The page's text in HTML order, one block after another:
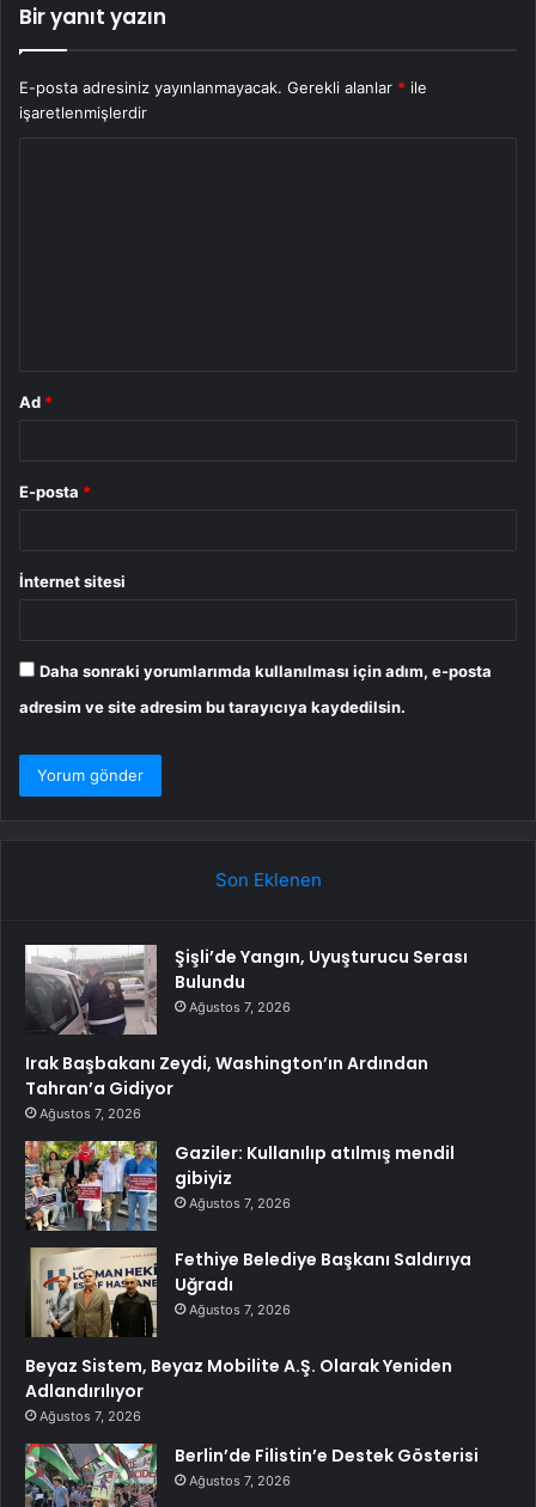
Bir yanıt yazın
E-posta adresiniz yayınlanmayacak. Gerekli alanlar * ile
işaretlenmişlerdir
Ad *
E-posta *
İnternet sitesi
Daha sonraki yorumlarımda kullanılması için adım, e-posta
adresim ve site adresim bu tarayıcıya kaydedilsin.
Son Eklenen
Şişli’de Yangın, Uyuşturucu Serası
Bulundu
Ağustos 7, 2026
Irak Başbakanı Zeydi, Washington’ın Ardından
Tahran’a Gidiyor
Ağustos 7, 2026
Gaziler: Kullanılıp atılmış mendil
gibiyiz
Ağustos 7, 2026
Fethiye Belediye Başkanı Saldırıya
Uğradı
Ağustos 7, 2026
Beyaz Sistem, Beyaz Mobilite A.Ş. Olarak Yeniden
Adlandırılıyor
Ağustos 7, 2026
Berlin’de Filistin’e Destek Gösterisi
Ağustos 7, 2026